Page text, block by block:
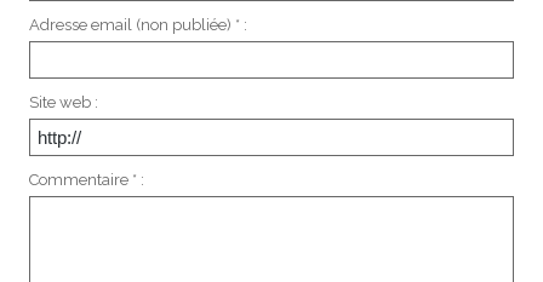
Adresse email (non publiée) * :
Site web :
Commentaire * :